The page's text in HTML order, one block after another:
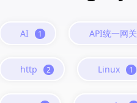
AI 1 API统一网关
http 2 Linux 1